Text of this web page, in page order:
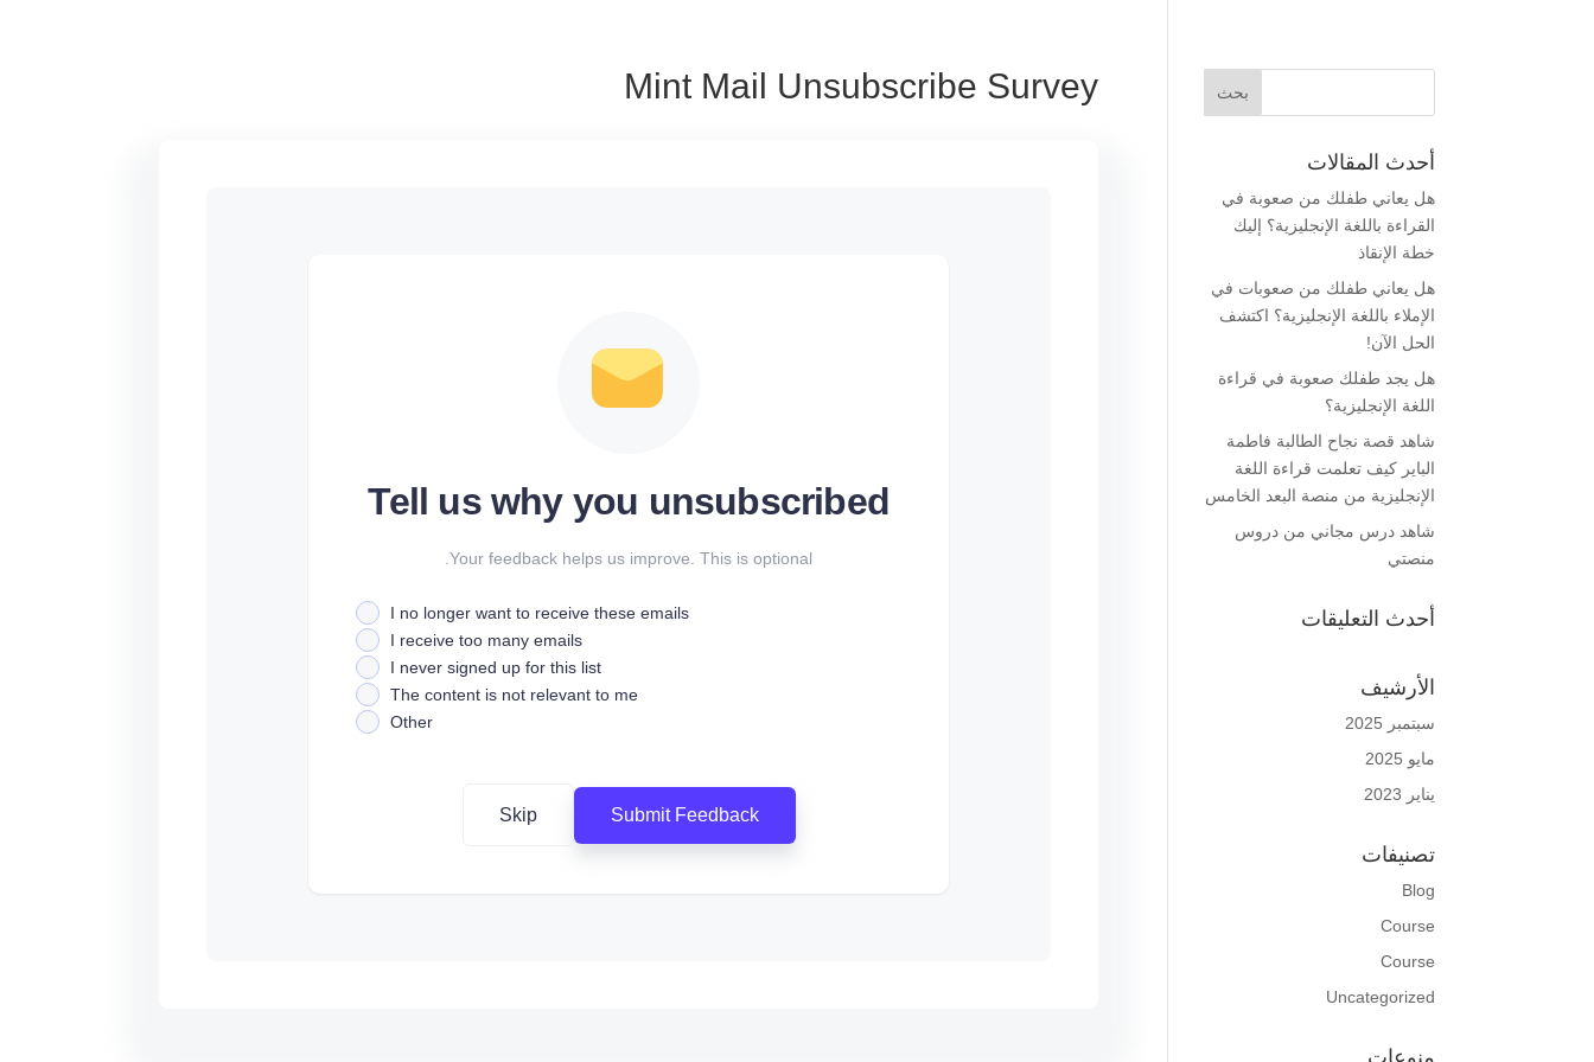
Mint Mail Unsubscribe Survey
Tell us why you unsubscribed
Your feedback helps us improve. This is optional.
I no longer want to receive these emails
I receive too many emails
I never signed up for this list
The content is not relevant to me
Other
Submit Feedback
Skip
أحدث المقالات
هل يعاني طفلك من صعوبة في
القراءة باللغة الإنجليزية؟ إليك
خطة الإنقاذ
هل يعاني طفلك من صعوبات في
الإملاء باللغة الإنجليزية؟ اكتشف
الحل الآن!
هل يجد طفلك صعوبة في قراءة
اللغة الإنجليزية؟
شاهد قصة نجاح الطالبة فاطمة
الباير كيف تعلمت قراءة اللغة
الإنجليزية من منصة البعد الخامس
شاهد درس مجاني من دروس
منصتي
أحدث التعليقات
الأرشيف
سبتمبر 2025
مايو 2025
يناير 2023
تصنيفات
Blog
Course
Course
Uncategorized
منوعات